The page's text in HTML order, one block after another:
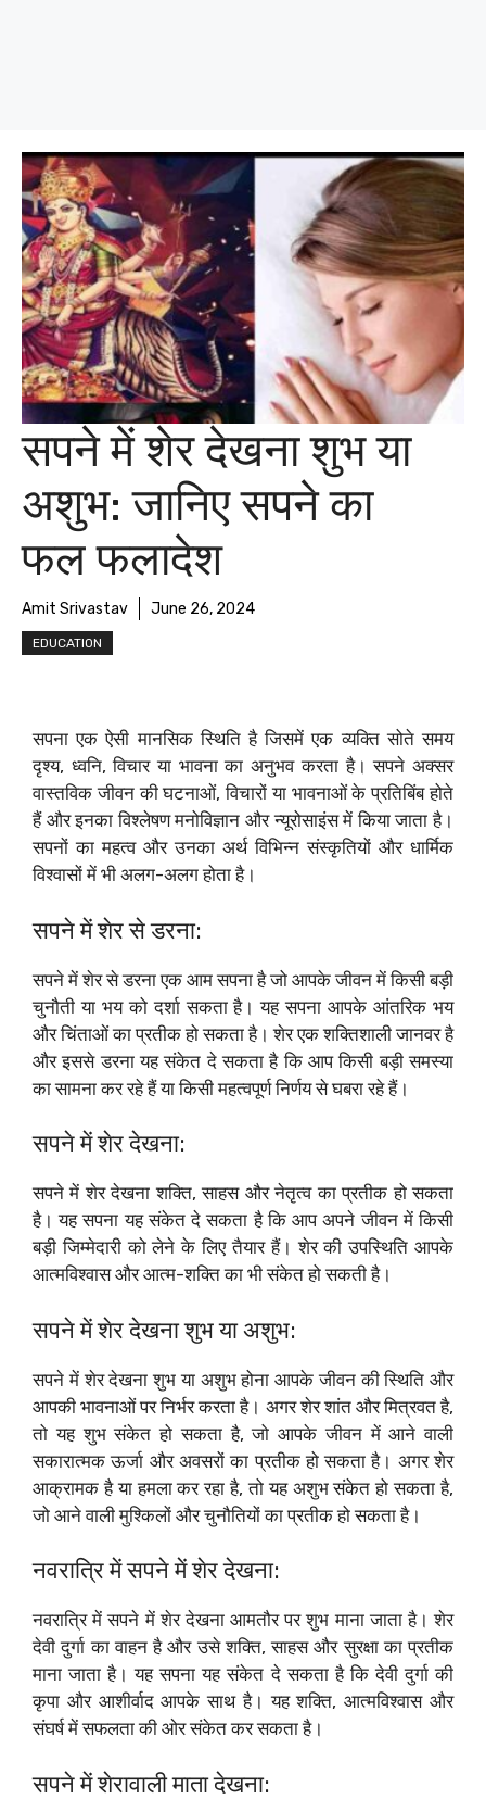
सपने में शेर देखना शुभ या
अशुभ: जानिए सपने का
फल फलादेश
Amit Srivastav June 26, 2024
EDUCATION
सपना एक ऐसी मानसिक स्थिति है जिसमें एक व्यक्ति सोते समय
दृश्य, ध्वनि, विचार या भावना का अनुभव करता है। सपने अक्सर
वास्तविक जीवन की घटनाओं, विचारों या भावनाओं के प्रतिबिंब होते
हैं और इनका विश्लेषण मनोविज्ञान और न्यूरोसाइंस में किया जाता है।
सपनों का महत्व और उनका अर्थ विभिन्न संस्कृतियों और धार्मिक
विश्वासों में भी अलग-अलग होता है।
सपने में शेर से डरना:
सपने में शेर से डरना एक आम सपना है जो आपके जीवन में किसी बड़ी
चुनौती या भय को दर्शा सकता है। यह सपना आपके आंतरिक भय
और चिंताओं का प्रतीक हो सकता है। शेर एक शक्तिशाली जानवर है
और इससे डरना यह संकेत दे सकता है कि आप किसी बड़ी समस्या
का सामना कर रहे हैं या किसी महत्वपूर्ण निर्णय से घबरा रहे हैं।
सपने में शेर देखना:
सपने में शेर देखना शक्ति, साहस और नेतृत्व का प्रतीक हो सकता
है। यह सपना यह संकेत दे सकता है कि आप अपने जीवन में किसी
बड़ी जिम्मेदारी को लेने के लिए तैयार हैं। शेर की उपस्थिति आपके
आत्मविश्वास और आत्म-शक्ति का भी संकेत हो सकती है।
सपने में शेर देखना शुभ या अशुभ:
सपने में शेर देखना शुभ या अशुभ होना आपके जीवन की स्थिति और
आपकी भावनाओं पर निर्भर करता है। अगर शेर शांत और मित्रवत है,
तो यह शुभ संकेत हो सकता है, जो आपके जीवन में आने वाली
सकारात्मक ऊर्जा और अवसरों का प्रतीक हो सकता है। अगर शेर
आक्रामक है या हमला कर रहा है, तो यह अशुभ संकेत हो सकता है,
जो आने वाली मुश्किलों और चुनौतियों का प्रतीक हो सकता है।
नवरात्रि में सपने में शेर देखना:
नवरात्रि में सपने में शेर देखना आमतौर पर शुभ माना जाता है। शेर
देवी दुर्गा का वाहन है और उसे शक्ति, साहस और सुरक्षा का प्रतीक
माना जाता है। यह सपना यह संकेत दे सकता है कि देवी दुर्गा की
कृपा और आशीर्वाद आपके साथ है। यह शक्ति, आत्मविश्वास और
संघर्ष में सफलता की ओर संकेत कर सकता है।
सपने में शेरावाली माता देखना: